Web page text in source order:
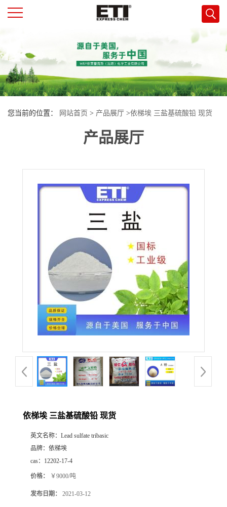
司
首
页
司
态
您当前的位置： 网站首页 > 产品展厅 >依梯埃 三盐基硫酸铅 现货
产品展厅
依梯埃 三盐基硫酸铅 现货
英文名称： Lead sulfate tribasic
品牌： 依梯埃
cas： 12202-17-4
价格： ￥9000/吨
发布日期： 2021-03-12